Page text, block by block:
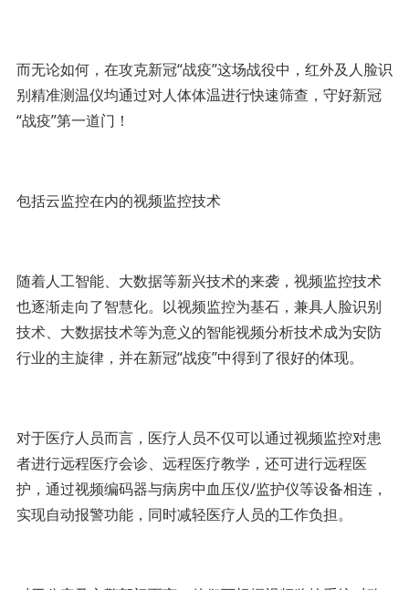
而无论如何，在攻克新冠“战疫”这场战役中，红外及人脸识
别精准测温仪均通过对人体体温进行快速筛查，守好新冠
“战疫”第一道门！
包括云监控在内的视频监控技术
随着人工智能、大数据等新兴技术的来袭，视频监控技术
也逐渐走向了智慧化。以视频监控为基石，兼具人脸识别
技术、大数据技术等为意义的智能视频分析技术成为安防
行业的主旋律，并在新冠“战疫”中得到了很好的体现。
对于医疗人员而言，医疗人员不仅可以通过视频监控对患
者进行远程医疗会诊、远程医疗教学，还可进行远程医
护，通过视频编码器与病房中血压仪/监护仪等设备相连，
实现自动报警功能，同时减轻医疗人员的工作负担。